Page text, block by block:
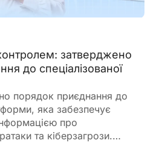
затверджено
до спеціалізованої
порядок приєднання до
яка забезпечує
про
та кіберзагрози.